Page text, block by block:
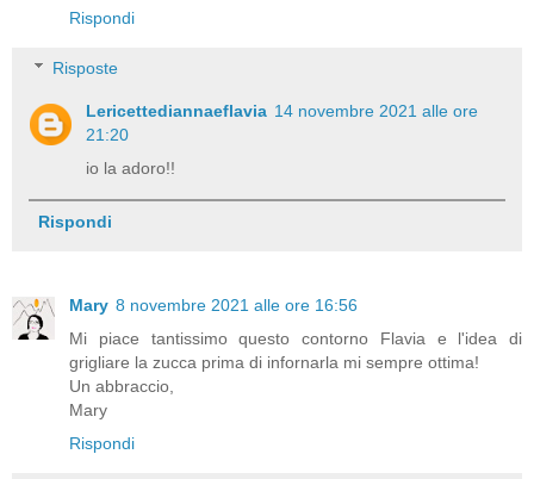
Rispondi
Risposte
Lericettediannaeflavia 14 novembre 2021 alle ore
21:20
io la adoro!!
Rispondi
Mary 8 novembre 2021 alle ore 16:56
Mi piace tantissimo questo contorno Flavia e l'idea di
grigliare la zucca prima di infornarla mi sempre ottima!
Un abbraccio,
Mary
Rispondi